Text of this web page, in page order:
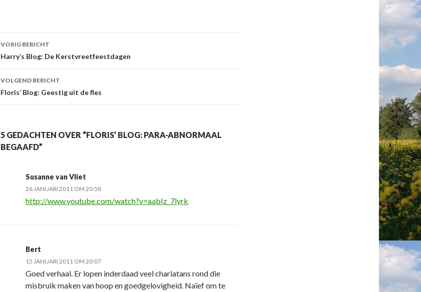
Berichtnavigatie
VORIG BERICHT
Harry’s Blog: De Kerstvreetfeestdagen
VOLGEND BERICHT
Floris’ Blog: Geestig uit de fles
5 GEDACHTEN OVER “FLORIS’ BLOG: PARA-ABNORMAAL
BEGAAFD”
Susanne van Vliet
26 JANUARI 2011 OM 20:58
http://www.youtube.com/watch?v=aabIz_7lyrk
Bert
15 JANUARI 2011 OM 20:07
Goed verhaal. Er lopen inderdaad veel charlatans rond die
misbruik maken van hoop en goedgelovigheid. Naïef om te